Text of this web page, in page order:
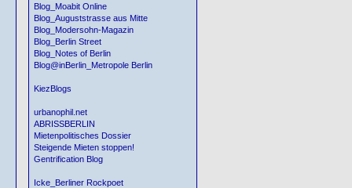
Blog_Moabit Online
Blog_Auguststrasse aus Mitte
Blog_Modersohn-Magazin
Blog_Berlin Street
Blog_Notes of Berlin
Blog@inBerlin_Metropole Berlin
KiezBlogs
urbanophil.net
ABRISSBERLIN
Mietenpolitisches Dossier
Steigende Mieten stoppen!
Gentrification Blog
Icke_Berliner Rockpoet